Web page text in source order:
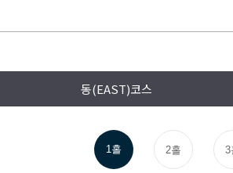
동(EAST)코스
1홀 2홀 3